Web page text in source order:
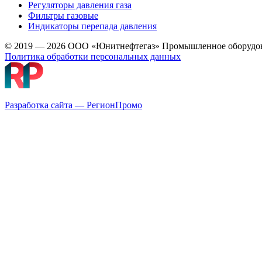
Регуляторы давления газа
Фильтры газовые
Индикаторы перепада давления
© 2019 — 2026 ООО «Юнитнефтегаз» Промышленное
Политика обработки персональных данных
Разработка сайта — РегионПромо